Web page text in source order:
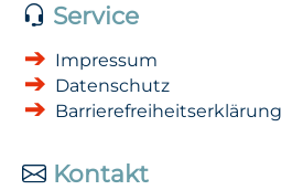
Service
Impressum
Datenschutz
Barrierefreiheitserklärung
Kontakt